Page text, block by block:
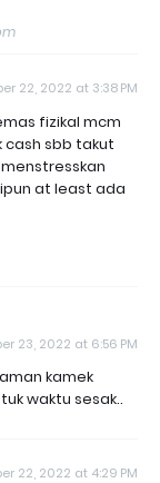
22, 2022 at 3:38 PM
fizikal mcm
cash sbb takut
at least ada
23, 2022 at 6:56 PM
kamek
waktu sesak..
22, 2022 at 4:29 PM